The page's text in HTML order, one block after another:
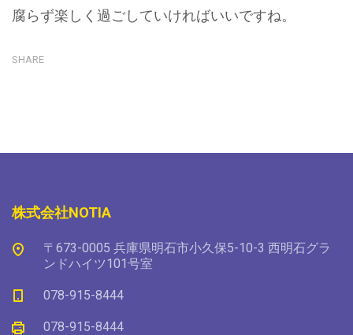
腐らず楽しく過ごしていければいいですね。
SHARE
株式会社NOTIA
〒673-0005 兵庫県明石市小久保5-10-3 西明石グラ
ンドハイツ101号室
078-915-8444
078-915-8444